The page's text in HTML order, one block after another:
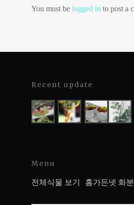
You must be logged in to post a
Recent update
Menu
전체식물 보기 홈가든넷 화